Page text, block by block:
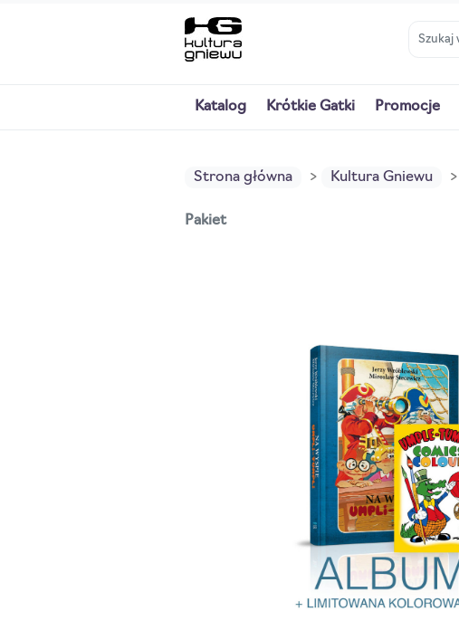
Katalog Krótkie Gatki Promocje
Strona główna Kultura Gniewu
Pakiet